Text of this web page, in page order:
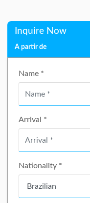
Inquire Now
A partir de
Name *
Arrival *
Nationality *